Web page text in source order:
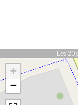
Les 20
+
−